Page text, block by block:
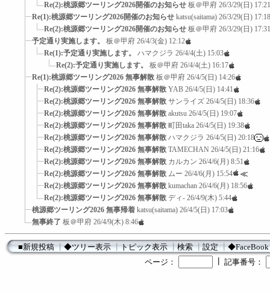
Re(2):桃源郷ツーリング2026開催のお知らせ 板＠甲府 26/3/29(日) 17:21
Re(1):桃源郷ツーリング2026開催のお知らせ katsu(saitama) 26/3/29(日) 17:18
Re(2):桃源郷ツーリング2026開催のお知らせ 板＠甲府 26/3/29(日) 17:31
予定通り実施します。
板＠甲府 26/4/3(金) 12:12
Re(1):予定通り実施します。
ハマクジラ 26/4/4(土) 15:03
Re(2):予定通り実施します。
板＠甲府 26/4/4(土) 16:17
Re(1):桃源郷ツーリング2026 無事解散 板＠甲府 26/4/5(日) 14:26
Re(2):桃源郷ツーリング2026 無事解散 YAB 26/4/5(日) 14:41
Re(2):桃源郷ツーリング2026 無事解散 サンライズ 26/4/5(日) 18:36
Re(2):桃源郷ツーリング2026 無事解散 akutsu 26/4/5(日) 19:07
Re(2):桃源郷ツーリング2026 無事解散 町田taka 26/4/5(日) 19:38
Re(2):桃源郷ツーリング2026 無事解散 ハマクジラ 26/4/5(日) 20:18
Re(2):桃源郷ツーリング2026 無事解散 TAMECHAN 26/4/5(日) 21:16
Re(2):桃源郷ツーリング2026 無事解散 カルカン 26/4/6(月) 8:51
Re(2):桃源郷ツーリング2026 無事解散 ムー 26/4/6(月) 15:54 ≪
Re(2):桃源郷ツーリング2026 無事解散 kumachan 26/4/6(月) 18:56
Re(2):桃源郷ツーリング2026 無事解散 ディ- 26/4/9(木) 5:44
桃源郷ツーリング2026 無事帰着 katsu(saitama) 26/4/5(日) 17:03
無事終了 板＠甲府 26/4/9(木) 8:46
■新規投稿┃◆ツリー表示┃トピック表示┃検索┃設定┃◆FaceBook
ページ：
記事番号：